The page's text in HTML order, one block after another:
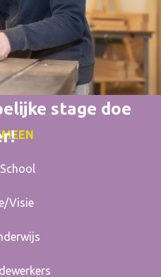
stage doe
Visie